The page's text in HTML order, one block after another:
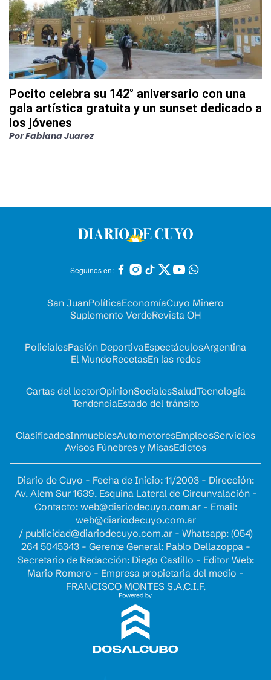
Pocito celebra su 142° aniversario con una
gala artística gratuita y un sunset dedicado a
los jóvenes
PorFabiana Juarez
Seguinos en:
San JuanPolíticaEconomíaCuyo Minero
Suplemento VerdeRevista OH
PolicialesPasión DeportivaEspectáculosArgentina
El MundoRecetasEn las redes
Cartas del lectorOpinionSocialesSaludTecnología
TendenciaEstado del tránsito
ClasificadosInmueblesAutomotoresEmpleosServicios
Avisos Fúnebres y MisasEdictos
Diario de Cuyo - Fecha de Inicio: 11/2003 - Dirección:
Av. Alem Sur 1639. Esquina Lateral de Circunvalación -
Contacto: web@diariodecuyo.com.ar- Email:
web@diariodecuyo.com.ar
/ publicidad@diariodecuyo.com.ar- Whatsapp: (054)
264 5045343 - Gerente General: Pablo Dellazoppa -
Secretario de Redacción: Diego Castillo - Editor Web:
Mario Romero - Empresa propietaria del medio -
FRANCISCO MONTES S.A.C.I.F.